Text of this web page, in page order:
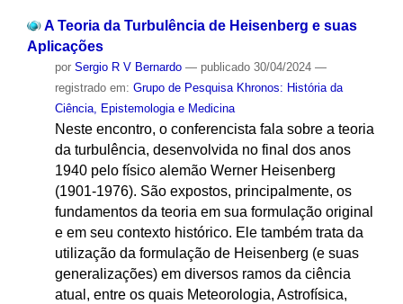
A Teoria da Turbulência de Heisenberg e suas
Aplicações
por Sergio R V Bernardo — publicado30/04/2024 —
registrado em: Grupo de Pesquisa Khronos: História da
Ciência, Epistemologia e Medicina
Neste encontro, o conferencista fala sobre a teoria
da turbulência, desenvolvida no final dos anos
1940 pelo físico alemão Werner Heisenberg
(1901-1976). São expostos, principalmente, os
fundamentos da teoria em sua formulação original
e em seu contexto histórico. Ele também trata da
utilização da formulação de Heisenberg (e suas
generalizações) em diversos ramos da ciência
atual, entre os quais Meteorologia, Astrofísica,